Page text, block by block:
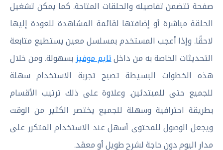
صفحة تتضمن تفاصيله والحلقات المتاحة. كما يمكن تشغيل
الحلقة مباشرة أو إضافتها لقائمة المشاهدة للعودة إليها
لاحقًا. وإذا أعجب المستخدم بمسلسل معين يستطيع متابعة
التحديثات الخاصة به من داخل تايم موفيز بسهولة. ومن خلال
هذه الخطوات البسيطة تصبح تجربة الاستخدام سهلة
للجميع حتى للمبتدئين. وعلاوة على ذلك ترتيب الأقسام
بطريقة احترافية وسهلة للجميع يختصر الكثير من الوقت
ويجعل الوصول للمحتوى أسهل عند الاستخدام المتكرر على
مدار اليوم دون حاجة لشرح طويل أو معقد.